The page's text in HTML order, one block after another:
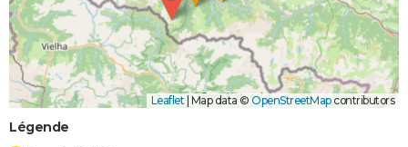
Leaflet Map data ©OpenStreetMapcontributors
Légende